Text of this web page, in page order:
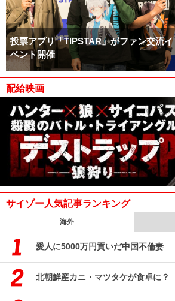
投票アプリ「TIPSTAR」がファン交流イ
ベント開催
配給映画
サイゾー人気記事ランキング
海外
愛人に5000万円貢いだ中国不倫妻
北朝鮮産カニ・マツタケが食卓に？